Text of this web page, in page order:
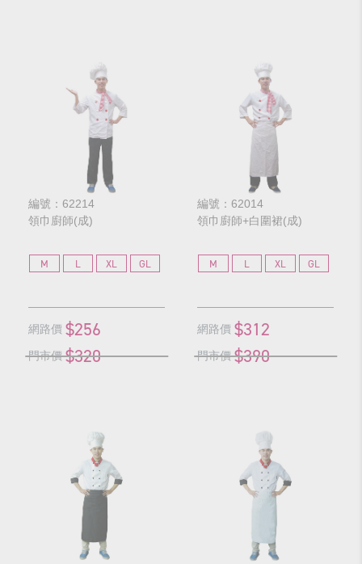
編號：62214
領巾廚師(成)
M L XL GL
網路價 $256
門市價 $320
編號：62014
領巾廚師+白圍裙(成)
M L XL GL
網路價 $312
門市價 $390